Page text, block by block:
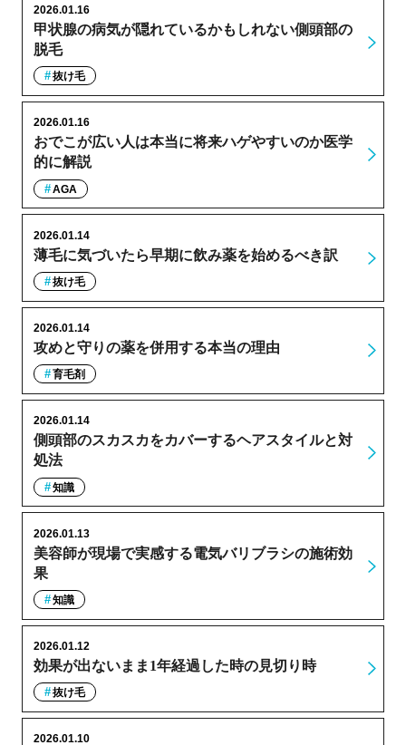
甲状腺の病気が隠れているかもしれない側頭部の
脱毛
2026.01.16
抜け毛
おでこが広い人は本当に将来ハゲやすいのか医学
的に解説
2026.01.16
AGA
薄毛に気づいたら早期に飲み薬を始めるべき訳
2026.01.14
抜け毛
攻めと守りの薬を併用する本当の理由
2026.01.14
育毛剤
側頭部のスカスカをカバーするヘアスタイルと対
処法
2026.01.14
知識
美容師が現場で実感する電気バリブラシの施術効
果
2026.01.13
知識
効果が出ないまま1年経過した時の見切り時
2026.01.12
抜け毛
2026.01.10